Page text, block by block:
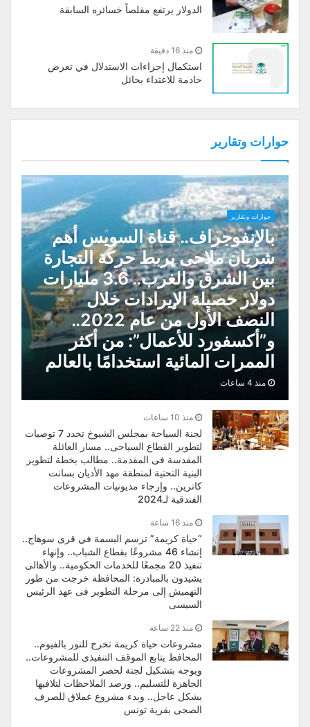
الدولار يرتفع مقلصاً خسائره السابقة
منذ 16 دقيقة
استكمال إجراءات الاستدلال في تعرض
خادمة للاعتداء بحائل
حوارات وتقارير
حوارات وتقارير
بالإنفوجراف.. قناة السويس أهم
شريان ملاحى يربط حركة التجارة
بين الشرق والغرب.. 3.6 مليارات
دولار حصيلة الإيرادات خلال
النصف الأول من عام 2022..
و”أكسفورد للأعمال”: من أكثر
الممرات المائية استخدامًا بالعالم
منذ 4 ساعات
منذ 10 ساعات
لجنة السياحة بمجلس الشيوخ تحدد 7 توصيات
لتطوير القطاع السياحى.. مسار العائلة
المقدسة فى المقدمة.. مطالب بخطة لتطوير
البنية التحتية لمنطقة مهد الأديان بسانت
كاترين.. وإرجاء مديونيات المشروعات
الفندقية لـ2024
منذ 16 ساعة
“حياة كريمة” ترسم البسمة في قرى سوهاج..
إنشاء 46 مشروعًا بقطاع الشباب.. وإنهاء
تنفيذ 20 مجمعًا للخدمات الحكومية.. والأهالى
يشيدون بالمبادرة: المحافظة خرجت من طور
التهميش إلى مرحلة التطوير فى عهد الرئيس
السيسى
منذ 22 ساعة
مشروعات حياة كريمة تخرج للنور بالفيوم..
المحافظ يتابع الموقف التنفيذى للمشروعات..
ويوجه بتشكيل لجنة لحصر المشروعات
الجاهزة للتسليم.. ورصد الملاحظات لتلافيها
بشكل عاجل.. وبدء مشروع عملاق للصرف
الصحى بقرية تونس